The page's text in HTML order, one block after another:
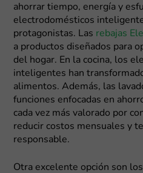
ahorrar tiempo, energía y
electrodomésticos
protagonistas. Las rebajas
a productos diseñados para
del hogar. En la cocina, los
inteligentes han
alimentos. Además, las
funciones enfocadas en
cada vez más valorado por
reducir costos mensuales y
responsable.
Otra excelente opción son los